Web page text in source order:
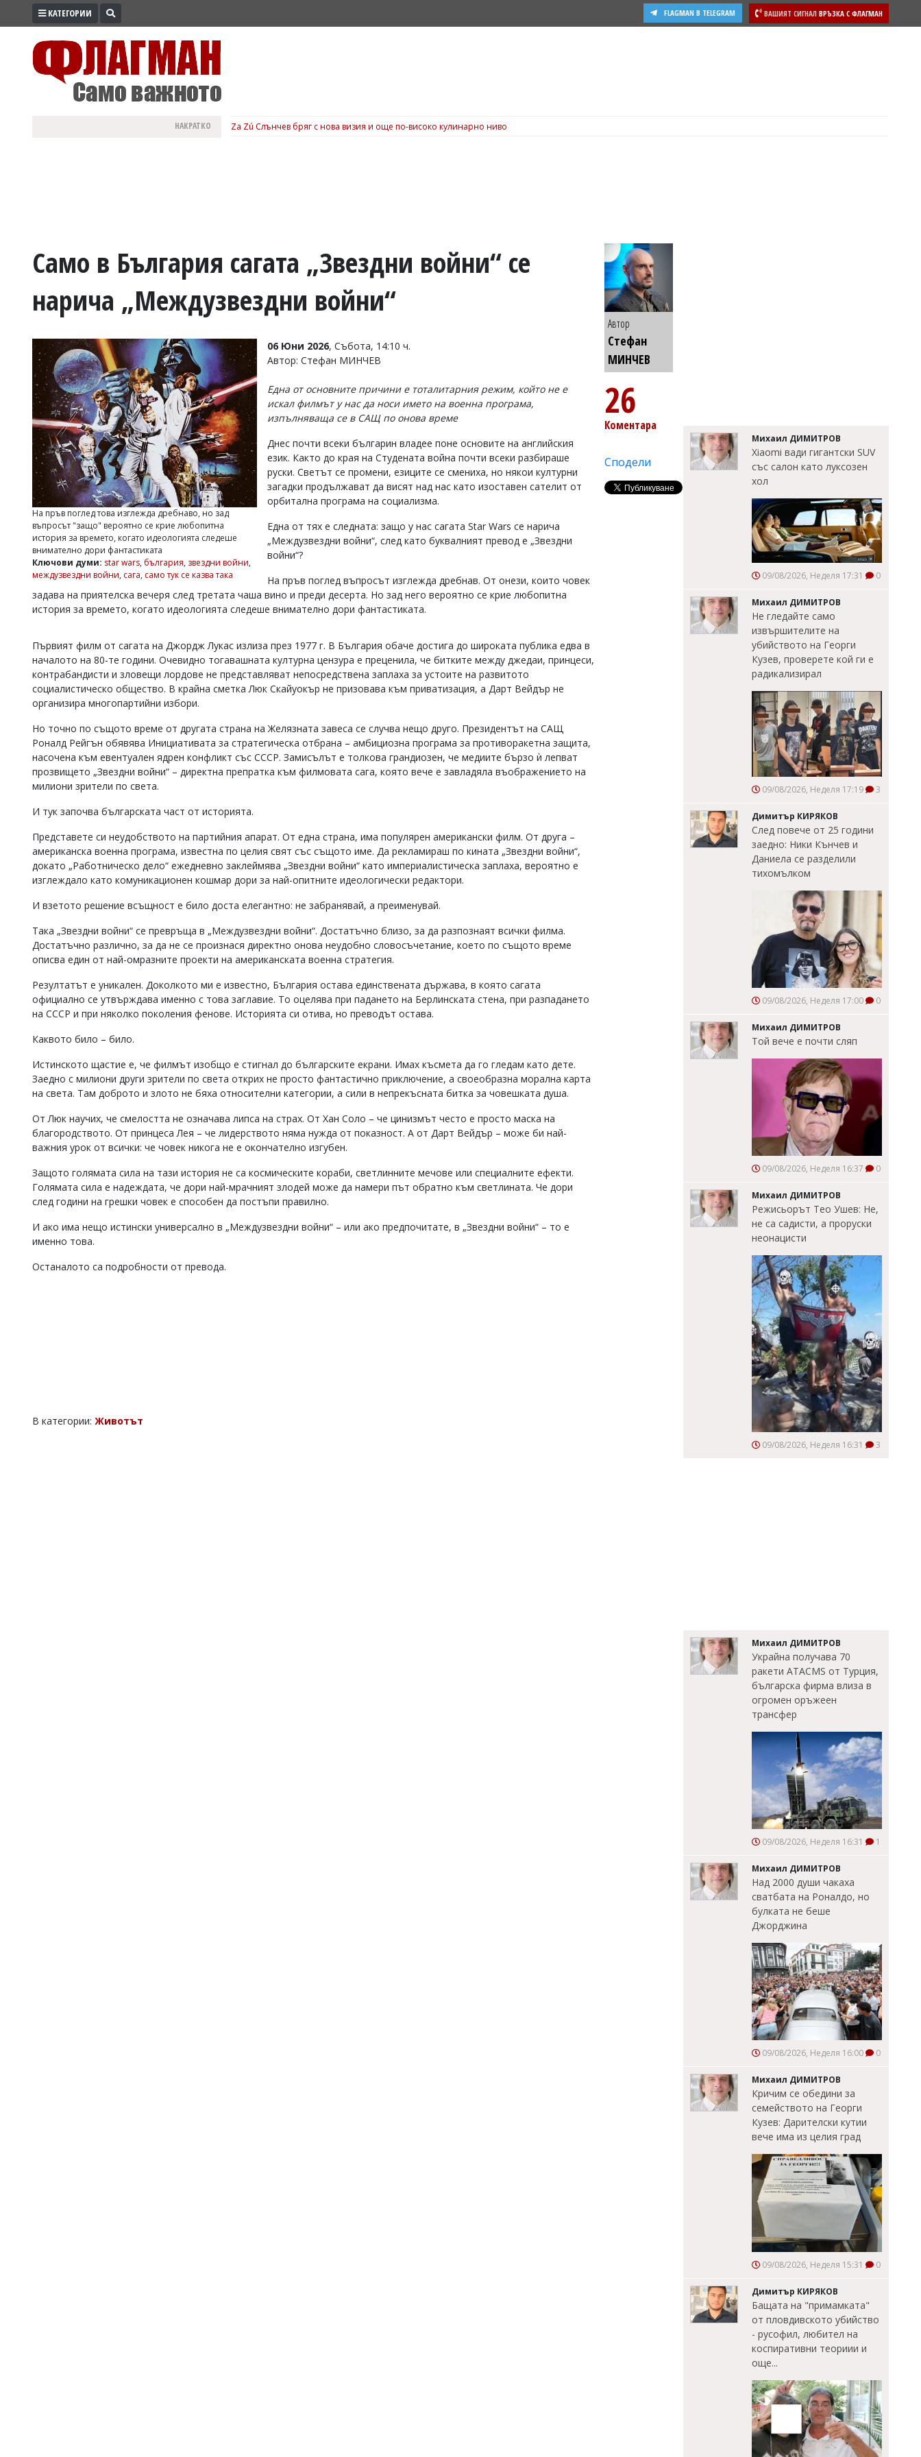
ПРОМО
ВОЙНАТА
УКРАЙНА
РАЗСЛЕДВАНЕ
БИЗНЕС
Управители:
Веселин
Василев,
v.vasilev@flagman.bg
Касабова,
k.kassabova@flagman.bg
Главен
редактор:
Колев,
office@flagman.bg
въвеждат
читателите
редакцията
отговорност
откриете
коментар,
сигнализирайте
КАТЕГОРИИ ВАШИЯТ СИГНАЛ ВРЪЗКА С ФЛАГМАН
FLAGMAN В TELEGRAM
НАКРАТКО Za Zú Слънчев бряг с нова визия и още по-високо кулинарно ниво
Само в България сагата „Звездни войни“ се
нарича „Междузвездни войни“
На пръв поглед това изглежда дребнаво, но зад
въпросът "защо" вероятно се крие любопитна
история за времето, когато идеологията следеше
внимателно дори фантастиката
Ключови думи: star wars, българия, звездни войни,
междузвездни войни, сага, само тук се казва така
06 Юни 2026, Събота, 14:10 ч.
Автор: Стефан МИНЧЕВ
Една от основните причини е тоталитарния режим, който не е
искал филмът у нас да носи името на военна програма,
изпълняваща се в САЩ по онова време
Днес почти всеки българин владее поне основите на английския
език. Както до края на Студената война почти всеки разбираше
руски. Светът се промени, езиците се смениха, но някои културни
загадки продължават да висят над нас като изоставен сателит от
орбитална програма на социализма.
Една от тях е следната: защо у нас сагата Star Wars се нарича
„Междузвездни войни“, след като буквалният превод е „Звездни
войни“?
На пръв поглед въпросът изглежда дребнав. От онези, които човек
задава на приятелска вечеря след третата чаша вино и преди десерта. Но зад него вероятно се крие любопитна
история за времето, когато идеологията следеше внимателно дори фантастиката.
Първият филм от сагата на Джордж Лукас излиза през 1977 г. В България обаче достига до широката публика едва в
началото на 80-те години. Очевидно тогавашната културна цензура е преценила, че битките между джедаи, принцеси,
контрабандисти и зловещи лордове не представляват непосредствена заплаха за устоите на развитото
социалистическо общество. В крайна сметка Люк Скайуокър не призовава към приватизация, а Дарт Вейдър не
организира многопартийни избори.
Но точно по същото време от другата страна на Желязната завеса се случва нещо друго. Президентът на САЩ
Роналд Рейгън обявява Инициативата за стратегическа отбрана – амбициозна програма за противоракетна защита,
насочена към евентуален ядрен конфликт със СССР. Замисълът е толкова грандиозен, че медиите бързо ѝ лепват
прозвището „Звездни войни“ – директна препратка към филмовата сага, която вече е завладяла въображението на
милиони зрители по света.
И тук започва българската част от историята.
Представете си неудобството на партийния апарат. От една страна, има популярен американски филм. От друга –
американска военна програма, известна по целия свят със същото име. Да рекламираш по кината „Звездни войни“,
докато „Работническо дело“ ежедневно заклеймява „Звездни войни“ като империалистическа заплаха, вероятно е
изглеждало като комуникационен кошмар дори за най-опитните идеологически редактори.
И взетото решение всъщност е било доста елегантно: не забранявай, а преименувай.
Така „Звездни войни“ се превръща в „Междузвездни войни“. Достатъчно близо, за да разпознаят всички филма.
Достатъчно различно, за да не се произнася директно онова неудобно словосъчетание, което по същото време
описва един от най-омразните проекти на американската военна стратегия.
Резултатът е уникален. Доколкото ми е известно, България остава единствената държава, в която сагата
официално се утвърждава именно с това заглавие. То оцелява при падането на Берлинската стена, при разпадането
на СССР и при няколко поколения фенове. Историята си отива, но преводът остава.
Каквото било – било.
Истинското щастие е, че филмът изобщо е стигнал до българските екрани. Имах късмета да го гледам като дете.
Заедно с милиони други зрители по света открих не просто фантастично приключение, а своеобразна морална карта
на света. Там доброто и злото не бяха относителни категории, а сили в непрекъсната битка за човешката душа.
От Люк научих, че смелостта не означава липса на страх. От Хан Соло – че цинизмът често е просто маска на
благородството. От принцеса Лея – че лидерството няма нужда от показност. А от Дарт Вейдър – може би най-
важния урок от всички: че човек никога не е окончателно изгубен.
Защото голямата сила на тази история не са космическите кораби, светлинните мечове или специалните ефекти.
Голямата сила е надеждата, че дори най-мрачният злодей може да намери път обратно към светлината. Че дори
след години на грешки човек е способен да постъпи правилно.
И ако има нещо истински универсално в „Междузвездни войни“ – или ако предпочитате, в „Звездни войни“ – то е
именно това.
Останалото са подробности от превода.
В категории: Животът
Автор
Стефан
МИНЧЕВ
26
Коментара
Сподели
Михаил ДИМИТРОВ
Xiaomi вади гигантски SUV
със салон като луксозен
хол
09/08/2026, Неделя 17:31 0
Михаил ДИМИТРОВ
Не гледайте само
извършителите на
убийството на Георги
Кузев, проверете кой ги е
радикализирал
09/08/2026, Неделя 17:19 3
Димитър КИРЯКОВ
След повече от 25 години
заедно: Ники Кънчев и
Даниела се разделили
тихомълком
09/08/2026, Неделя 17:00 0
Михаил ДИМИТРОВ
Той вече е почти сляп
09/08/2026, Неделя 16:37 0
Михаил ДИМИТРОВ
Режисьорът Тео Ушев: Не,
не са садисти, а проруски
неонацисти
09/08/2026, Неделя 16:31 3
Михаил ДИМИТРОВ
Украйна получава 70
ракети ATACMS от Турция,
българска фирма влиза в
огромен оръжеен
трансфер
09/08/2026, Неделя 16:31 1
Михаил ДИМИТРОВ
Над 2000 души чакаха
сватбата на Роналдо, но
булката не беше
Джорджина
09/08/2026, Неделя 16:00 0
Михаил ДИМИТРОВ
Кричим се обедини за
семейството на Георги
Кузев: Дарителски кутии
вече има из целия град
09/08/2026, Неделя 15:31 0
Димитър КИРЯКОВ
Бащата на "примамката"
от пловдивското убийство
- русофил, любител на
коспиративни теориии и
още...